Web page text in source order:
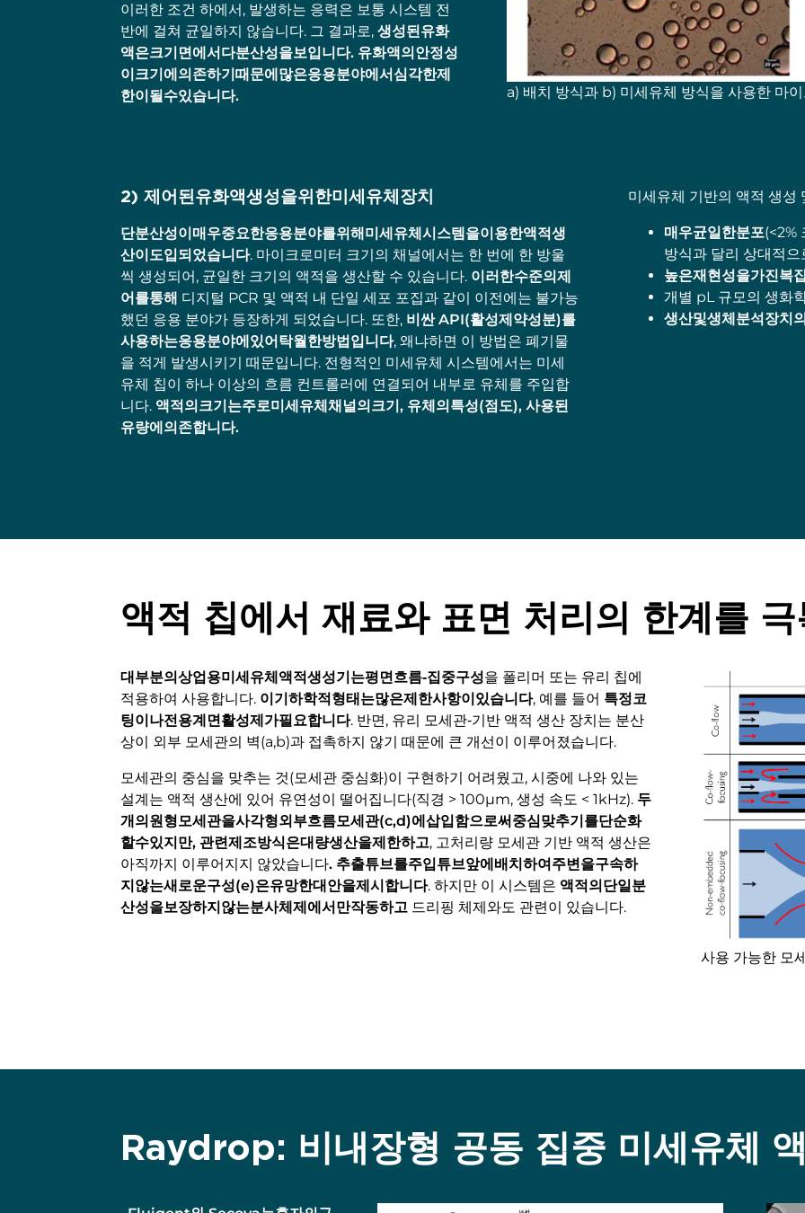
이러한 조건 하에서, 발생하는 응력은 보통 시스템 전
반에 걸쳐 균일하지 않습니다. 그 결과로,생성된유화
액은크기면에서다분산성을보입니다. 유화액의안정성
이크기에의존하기때문에많은응용분야에서심각한제
한이될수있습니다.
a) 배치 방식과 b) 미세유체 방식을 사용한 마
2) 제어된유화액생성을위한미세유체장치
단분산성이매우중요한응용분야를위해미세유체시스템을이용한액적생
산이도입되었습니다. 마이크로미터 크기의 채널에서는 한 번에 한 방울
씩 생성되어, 균일한 크기의 액적을 생산할 수 있습니다. 이러한수준의제
어를통해 디지털 PCR 및 액적 내 단일 세포 포집과 같이 이전에는 불가능
했던 응용 분야가 등장하게 되었습니다. 또한, 비싼 API(활성제약성분)를
사용하는응용분야에있어탁월한방법입니다, 왜냐하면 이 방법은 폐기물
을 적게 발생시키기 때문입니다. 전형적인 미세유체 시스템에서는 미세
유체 칩이 하나 이상의 흐름 컨트롤러에 연결되어 내부로 유체를 주입합
니다. 액적의크기는주로미세유체채널의크기, 유체의특성(점도), 사용된
유량에의존합니다.
미세유체 기반의 액적 생성
매우균일한분포(<2%
방식과 달리 상대적
높은재현성을가진복
개별 pL 규모의 생화
생산및생체분석장치
액적 칩에서 재료와 표면 처리의 한계를
대부분의상업용미세유체액적생성기는평면흐름‑집중구성을 폴리머 또는 유리 칩에
적용하여 사용합니다. 이기하학적형태는많은제한사항이있습니다, 예를 들어 특정코
팅이나전용계면활성제가필요합니다. 반면, 유리 모세관‑기반 액적 생산 장치는 분산
상이 외부 모세관의 벽(a,b)과 접촉하지 않기 때문에 큰 개선이 이루어졌습니다.
모세관의 중심을 맞추는 것(모세관 중심화)이 구현하기 어려웠고, 시중에 나와 있는
설계는 액적 생산에 있어 유연성이 떨어집니다(직경 > 100µm, 생성 속도 < 1kHz). 두
개의원형모세관을사각형외부흐름모세관(c,d)에삽입함으로써중심맞추기를단순화
할수있지만, 관련제조방식은대량생산을제한하고, 고처리량 모세관 기반 액적 생산은
아직까지 이루어지지 않았습니다. 추출튜브를주입튜브앞에배치하여주변을구속하
지않는새로운구성(e)은유망한대안을제시합니다. 하지만 이 시스템은 액적의단일분
산성을보장하지않는분사체제에서만작동하고 드리핑 체제와도 관련이 있습니다.
사용 가능한 모
Raydrop: 비내장형 공동 집중 미세유체